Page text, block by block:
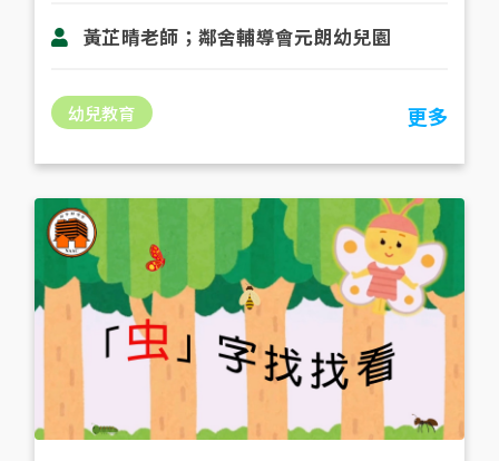
黃芷晴老師；鄰舍輔導會元朗幼兒園
幼兒教育 更多